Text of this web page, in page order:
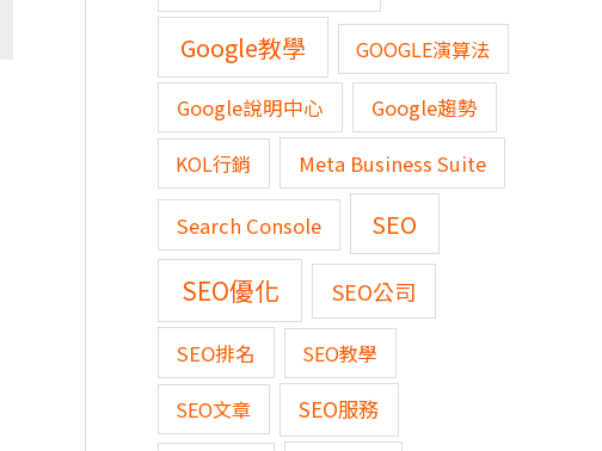
Google教學 GOOGLE演算法
Google說明中心
Google趨勢
KOL行銷
Meta Business Suite
Search Console SEO
SEO優化 SEO公司
SEO排名
SEO教學
SEO文章
SEO服務